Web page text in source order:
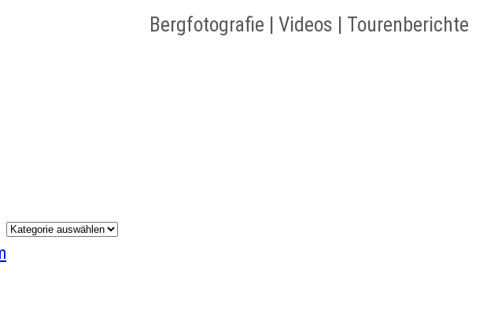
Bergfotografie | Videos | Tourenberichte
Kategorien